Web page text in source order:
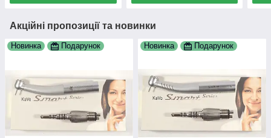
Акційні пропозиції та новинки
Новинка Подарунок Новинка Подарунок